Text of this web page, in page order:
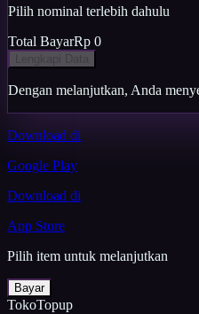
Pilih nominal terlebih dahulu
Total BayarRp 0
Dengan melanjutkan, Anda
Download di
Google Play
Download di
App Store
Pilih item untuk melanjutkan
Bayar
TokoTopup